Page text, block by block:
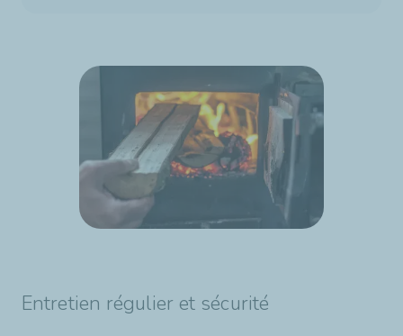
Entretien régulier et sécurité